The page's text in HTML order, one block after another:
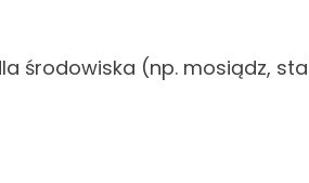
środowiska (np. mosiądz,